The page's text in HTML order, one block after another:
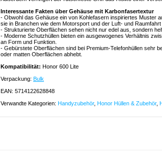
Interessante Fakten über Gehäuse mit Karbonfasertextur
- Obwohl das Gehäuse ein von Kohlefasern inspiriertes Muster
sie in Branchen wie dem Motorsport und der Luft- und Raumfahrt
- Strukturierte Oberflächen sehen nicht nur edel aus, sondern
- Moderne Schutzhüllen bieten ein ausgewogenes Verhältnis
an Form und Funktion.
- Gebürstete Oberflächen sind bei Premium-Telefonhüllen sehr
oder matten Oberflächen abhebt.
Kompatibilität: Honor 600 Lite
Verpackung: Bulk
EAN: 5714122628848
Verwandte Kategorien: Handyzubehör, Honor Hüllen & Zubehör,